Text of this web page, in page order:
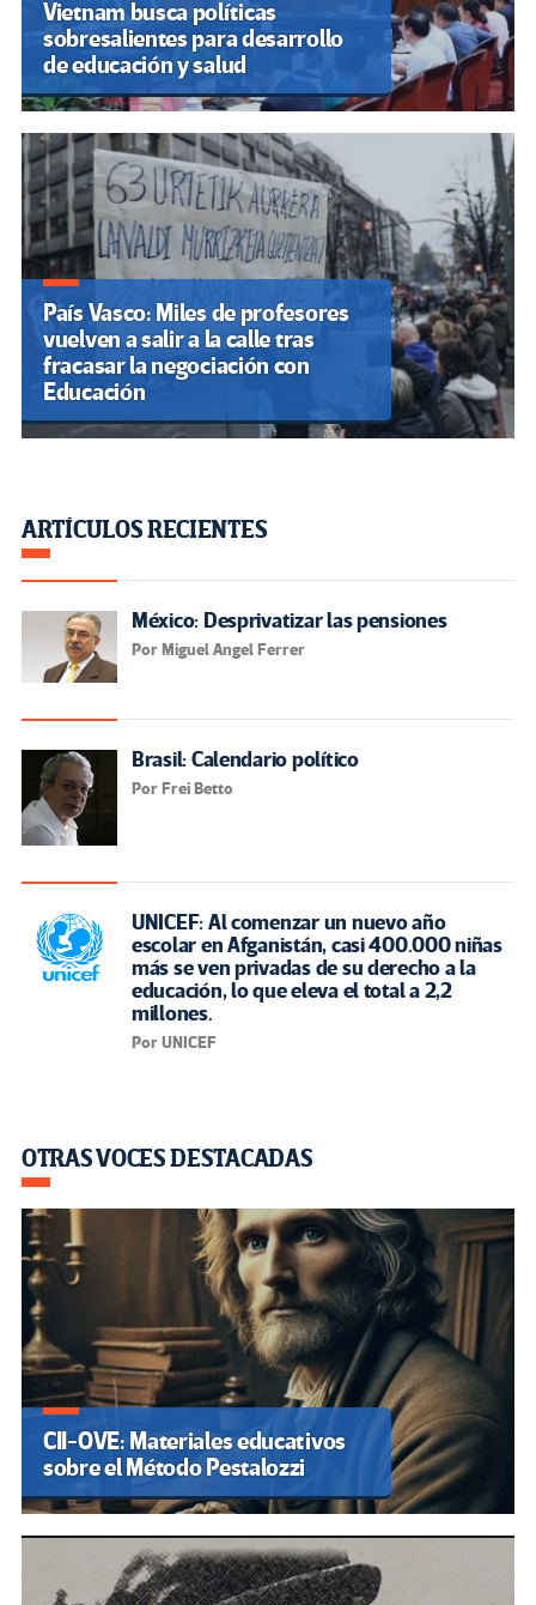
Vietnam busca políticas
sobresalientes para desarrollo
de educación y salud
País Vasco: Miles de profesores
vuelven a salir a la calle tras
fracasar la negociación con
Educación
ARTÍCULOS RECIENTES
México: Desprivatizar las pensiones
Por Miguel Angel Ferrer
Brasil: Calendario político
Por Frei Betto
UNICEF: Al comenzar un nuevo año
escolar en Afganistán, casi 400.000 niñas
más se ven privadas de su derecho a la
educación, lo que eleva el total a 2,2
millones.
Por UNICEF
OTRAS VOCES DESTACADAS
CII-OVE: Materiales educativos
sobre el Método Pestalozzi